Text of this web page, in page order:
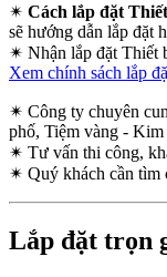
✴ Cách lắp đặt
sẽ hướng dẫn lắp đặt
✴ Nhận lắp đặt Thiết
Xem chính sách lắp
✴ Công ty chuyên
phố, Tiệm vàng -
✴ Tư vấn thi công,
✴ Quý khách cần tìm
Lắp đặt trọn